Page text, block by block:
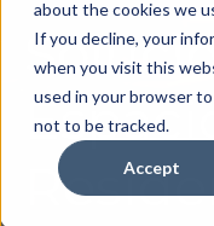
about the cookies we
If you decline, your
when you visit this
used in your browser
not to be tracked.
Accept